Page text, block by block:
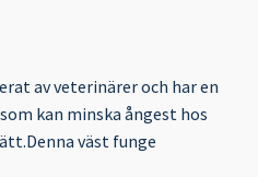
av veterinärer och har en
kan minska ångest hos
väst funge